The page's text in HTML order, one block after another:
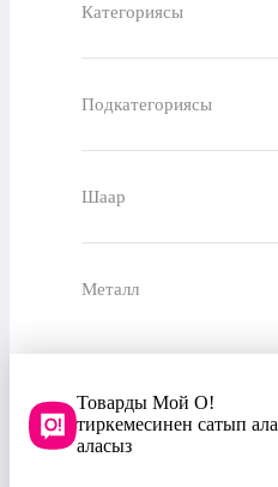
Категориясы
Подкатегориясы
Шаар
Металл
Товарды Мой О!
тиркемесинен сатып ала
аласыз